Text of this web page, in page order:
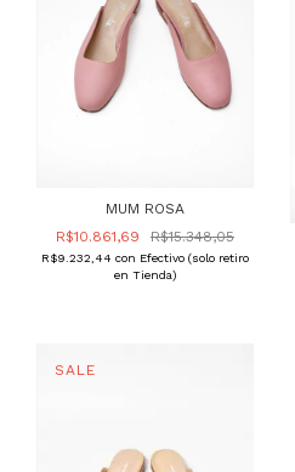
MUM ROSA
R$10.861,69
R$15.348,05
R$9.232,44 con Efectivo (solo retiro
en Tienda)